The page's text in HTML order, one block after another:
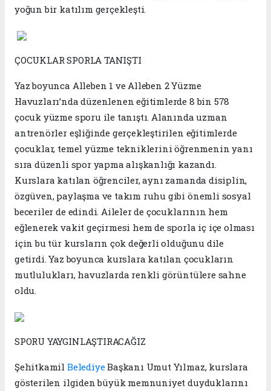
yoğun bir katılım gerçekleşti.
ÇOCUKLAR SPORLA TANIŞTI
Yaz boyunca Alleben 1 ve Alleben 2 Yüzme
Havuzları’nda düzenlenen eğitimlerde 8 bin 578
çocuk yüzme sporu ile tanıştı. Alanında uzman
antrenörler eşliğinde gerçekleştirilen eğitimlerde
çocuklar, temel yüzme tekniklerini öğrenmenin yanı
sıra düzenli spor yapma alışkanlığı kazandı.
Kurslara katılan öğrenciler, aynı zamanda disiplin,
özgüven, paylaşma ve takım ruhu gibi önemli sosyal
beceriler de edindi. Aileler de çocuklarının hem
eğlenerek vakit geçirmesi hem de sporla iç içe olması
için bu tür kursların çok değerli olduğunu dile
getirdi. Yaz boyunca kurslara katılan çocukların
mutlulukları, havuzlarda renkli görüntülere sahne
oldu.
SPORU YAYGINLAŞTIRACAĞIZ
Şehitkamil BelediyeBaşkanı Umut Yılmaz, kurslara
gösterilen ilgiden büyük memnuniyet duyduklarını